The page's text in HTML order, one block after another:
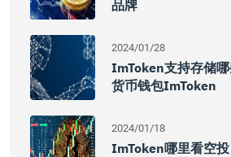
品牌
2024/01/28
ImToken支持存储
货币钱包imToken
2024/01/18
ImToken哪里看空